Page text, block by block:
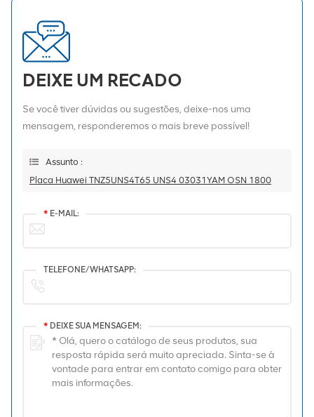
DEIXE UM RECADO
Se você tiver dúvidas ou sugestões, deixe-nos uma
mensagem, responderemos o mais breve possível!
Assunto :
Placa Huawei TNZ5UNS4T65 UNS4 03031YAM OSN 1800
* E-MAIL:
TELEFONE/WHATSAPP:
* DEIXE SUA MENSAGEM: